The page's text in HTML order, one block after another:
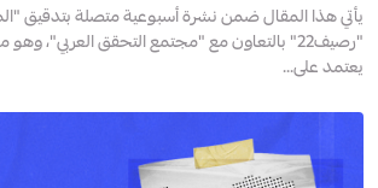
يأتي هذا المقال ضمن نشرة أسبوعية متصلة بتدقيق
"رصيف22" بالتعاون مع "مجتمع التحقق
يعتمد على...